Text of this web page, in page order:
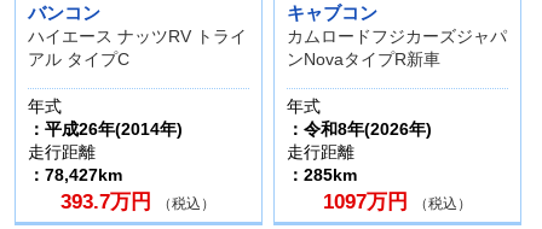
バンコン
ハイエース ナッツRV トライ
アル タイプC
年式
：平成26年(2014年)
走行距離
：78,427km
393.7万円 （税込）
キャブコン
カムロードフジカーズジャパ
ンNovaタイプR新車
年式
：令和8年(2026年)
走行距離
：285km
1097万円 （税込）